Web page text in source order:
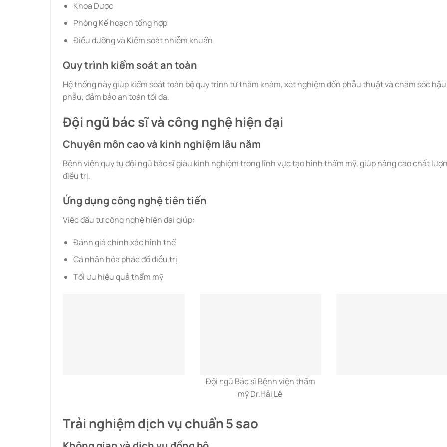
Khoa Dược
Phòng Kế hoạch tổng hợp
Điều dưỡng và Kiểm soát nhiễm khuẩn
Quy trình kiểm soát an toàn
Hệ thống này giúp kiểm soát toàn bộ quy trình từ thăm khám, xét nghiệm đến phẫu thuật và chăm sóc hậu
phẫu, đảm bảo an toàn tối đa.
Đội ngũ bác sĩ và công nghệ hiện đại
Chuyên môn cao và kinh nghiệm lâu năm
Bệnh viện quy tụ đội ngũ bác sĩ giàu kinh nghiệm trong lĩnh vực tạo hình thẩm mỹ, giúp nâng cao chất
điều trị.
Ứng dụng công nghệ tiên tiến
Việc đầu tư công nghệ hiện đại giúp:
Đánh giá chính xác hình thể
Cá nhân hóa phác đồ điều trị
Tối ưu hiệu quả thẩm mỹ
Đội ngũ Bác sĩ Bệnh viện thẩm
mỹ Dr.Hải Lê
Trải nghiệm dịch vụ chuẩn 5 sao